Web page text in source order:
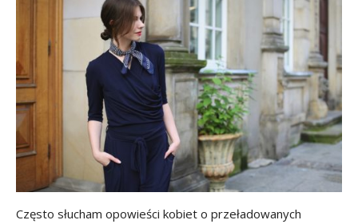
Często słucham opowieści kobiet o przeładowanych